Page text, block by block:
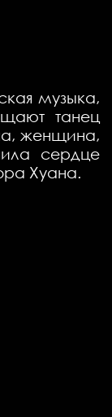
музыка,
танец
женщина,
сердце
Хуана.